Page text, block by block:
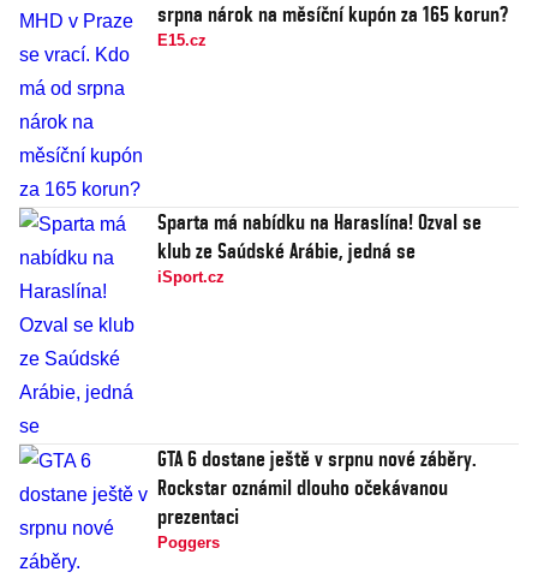
srpna nárok na měsíční kupón za 165 korun?
E15.cz
Sparta má nabídku na Haraslína! Ozval se
klub ze Saúdské Arábie, jedná se
iSport.cz
GTA 6 dostane ještě v srpnu nové záběry.
Rockstar oznámil dlouho očekávanou
prezentaci
Poggers